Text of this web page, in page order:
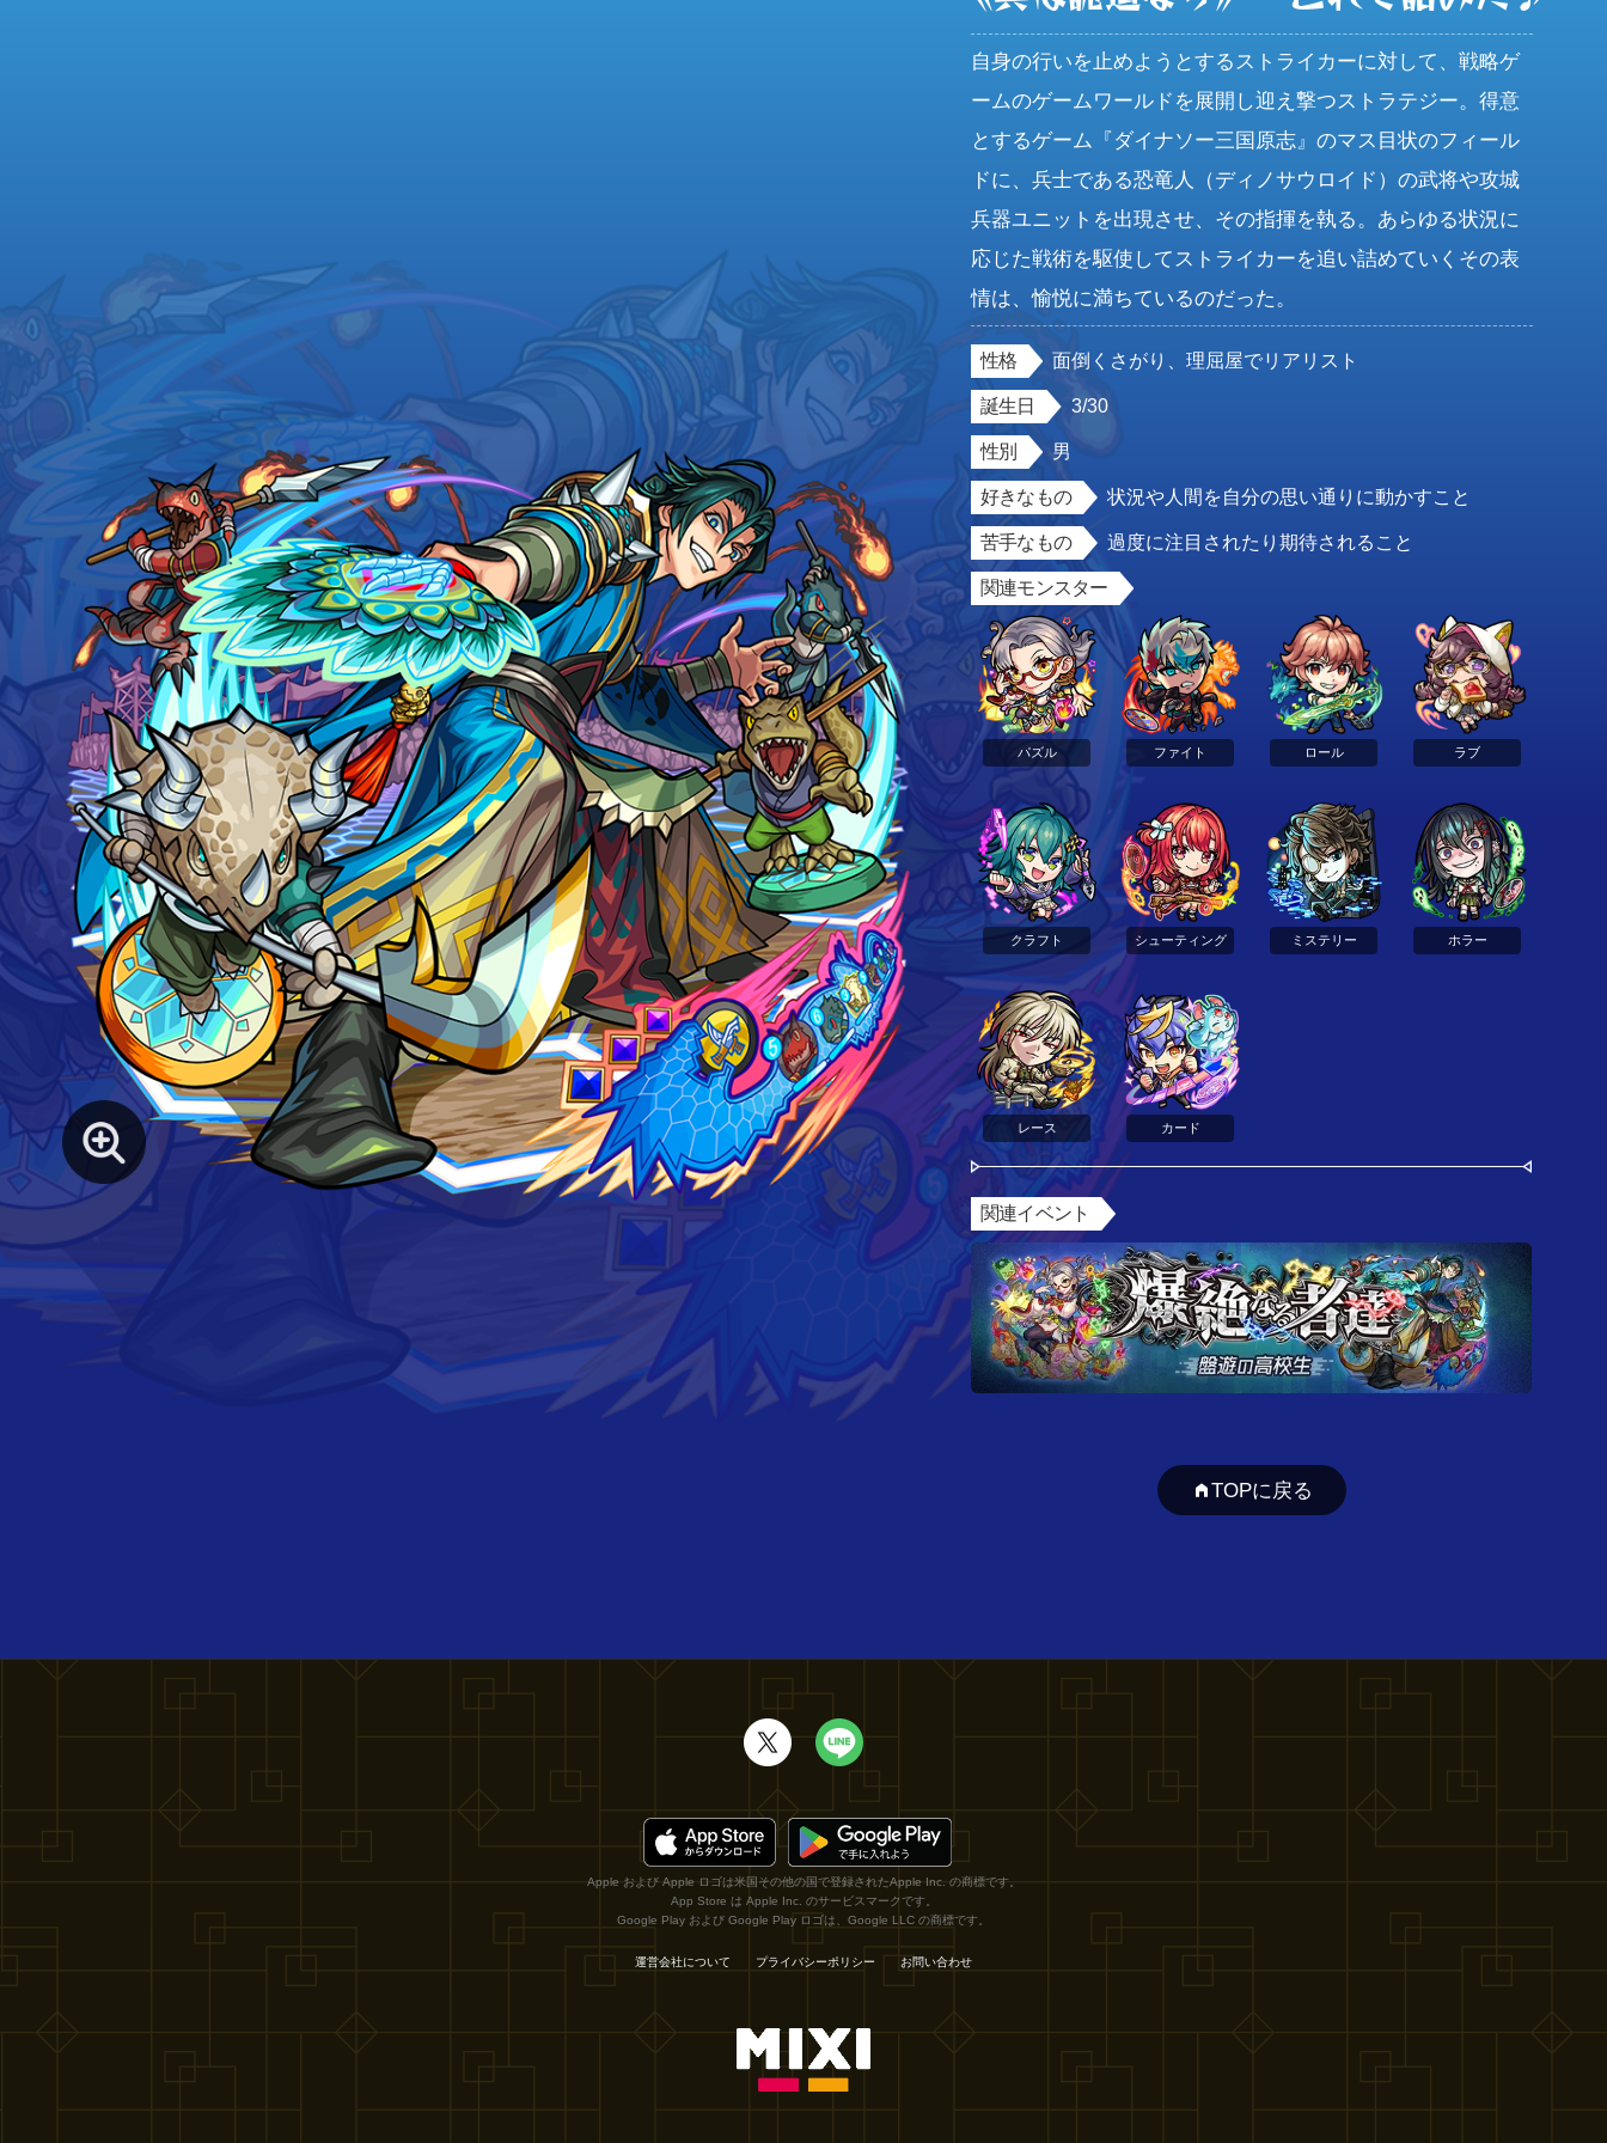
自身の行いを止めようとするストライカーに対して、戦略ゲ
ームのゲームワールドを展開し迎え撃つストラテジー。得意
とするゲーム『ダイナソー三国原志』のマス目状のフィール
ドに、兵士である恐竜人（ディノサウロイド）の武将や攻城
兵器ユニットを出現させ、その指揮を執る。あらゆる状況に
応じた戦術を駆使してストライカーを追い詰めていくその表
情は、愉悦に満ちているのだった。
性格 面倒くさがり、理屈屋でリアリスト
誕生日 3/30
性別 男
好きなもの 状況や人間を自分の思い通りに動かすこと
苦手なもの 過度に注目されたり期待されること
関連モンスター
パズル ファイト ロール ラブ
クラフト シューティング ミステリー ホラー
レース カード
関連イベント
TOPに戻る
Apple および Apple ロゴは米国その他の国で登録されたApple Inc. の商標です。
App Store は Apple Inc. のサービスマークです。
Google Play および Google Play ロゴは、Google LLC の商標です。
運営会社について プライバシーポリシー お問い合わせ